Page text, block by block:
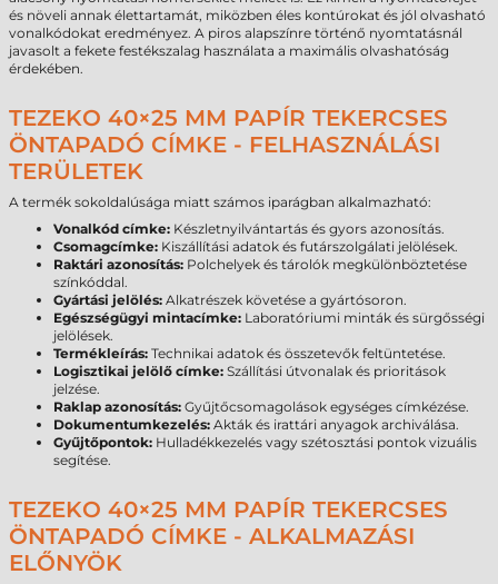
és növeli annak élettartamát, miközben éles kontúrokat és jól olvasható
vonalkódokat eredményez. A piros alapszínre történő nyomtatásnál
javasolt a fekete festékszalag használata a maximális olvashatóság
érdekében.
TEZEKO 40×25 MM PAPÍR TEKERCSES
ÖNTAPADÓ CÍMKE - FELHASZNÁLÁSI
TERÜLETEK
A termék sokoldalúsága miatt számos iparágban alkalmazható:
Vonalkód címke: Készletnyilvántartás és gyors azonosítás.
Csomagcímke: Kiszállítási adatok és futárszolgálati jelölések.
Raktári azonosítás: Polchelyek és tárolók megkülönböztetése
színkóddal.
Gyártási jelölés: Alkatrészek követése a gyártósoron.
Egészségügyi mintacímke: Laboratóriumi minták és sürgősségi
jelölések.
Termékleírás: Technikai adatok és összetevők feltüntetése.
Logisztikai jelölő címke: Szállítási útvonalak és prioritások
jelzése.
Raklap azonosítás: Gyűjtőcsomagolások egységes címkézése.
Dokumentumkezelés: Akták és irattári anyagok archiválása.
Gyűjtőpontok: Hulladékkezelés vagy szétosztási pontok vizuális
segítése.
TEZEKO 40×25 MM PAPÍR TEKERCSES
ÖNTAPADÓ CÍMKE - ALKALMAZÁSI
ELŐNYÖK